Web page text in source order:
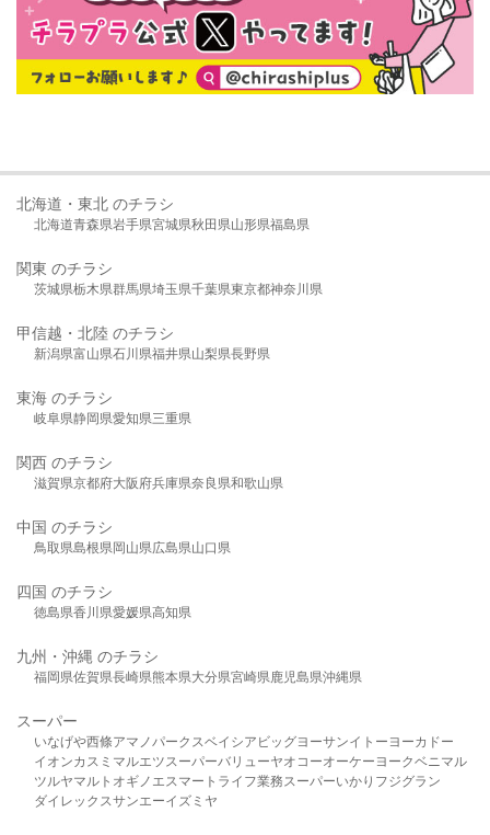
北海道・東北 のチラシ
北海道青森県岩手県宮城県秋田県山形県福島県
関東 のチラシ
茨城県栃木県群馬県埼玉県千葉県東京都神奈川県
甲信越・北陸 のチラシ
新潟県富山県石川県福井県山梨県長野県
東海 のチラシ
岐阜県静岡県愛知県三重県
関西 のチラシ
滋賀県京都府大阪府兵庫県奈良県和歌山県
中国 のチラシ
鳥取県島根県岡山県広島県山口県
四国 のチラシ
徳島県香川県愛媛県高知県
九州・沖縄 のチラシ
福岡県佐賀県長崎県熊本県大分県宮崎県鹿児島県沖縄県
スーパー
いなげや西條アマノパークスベイシア ビッグヨーサンイトーヨーカドー
イオンカスミ マルエツスーパーバリューヤオコーオーケー ヨークベニマル
ツルヤマルト オギノ エスマート ライフ業務スーパーいかり フジグラン
ダイレックスサンエーイズミヤ